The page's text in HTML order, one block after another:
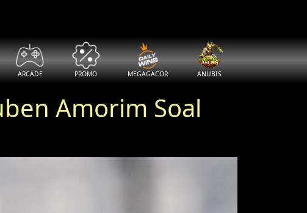
ARCADE PROMO MEGAGACOR ANUBIS
Amorim Soal